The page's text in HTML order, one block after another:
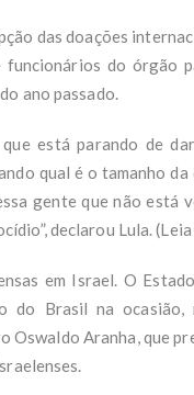
das doações
do órgão
ano passado.
está parando de
qual é o tamanho
gente que não está
declarou Lula.
em Israel. O
do Brasil na
Aranha, que